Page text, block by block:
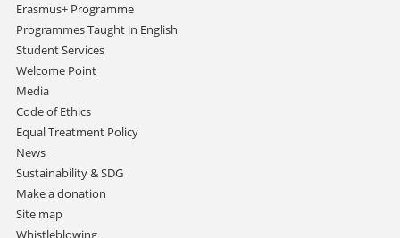
Erasmus+ Programme
Programmes Taught in English
Student Services
Welcome Point
Media
Code of Ethics
Equal Treatment Policy
News
Sustainability & SDG
Make a donation
Site map
Whistleblowing